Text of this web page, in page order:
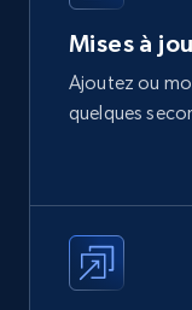
Mises à
Ajoutez ou
quelques